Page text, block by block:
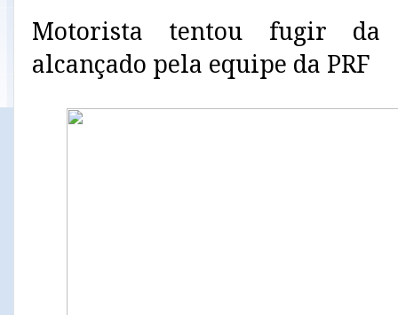
Motorista tentou fugir da
alcançado pela equipe da PRF